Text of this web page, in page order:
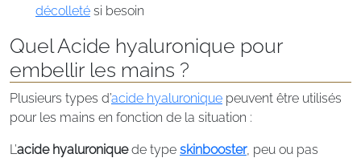
décolleté si besoin
Quel Acide hyaluronique pour
embellir les mains ?
Plusieurs types d’acide hyaluronique peuvent être utilisés
pour les mains en fonction de la situation :
L’acide hyaluroniquede type skinbooster, peu ou pas